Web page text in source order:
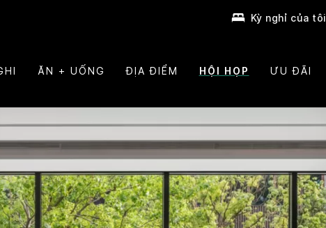
Kỳ nghỉ của tôi
ĂN + UỐNG ĐỊA ĐIỂM HỘI HỌP ƯU ĐÃI